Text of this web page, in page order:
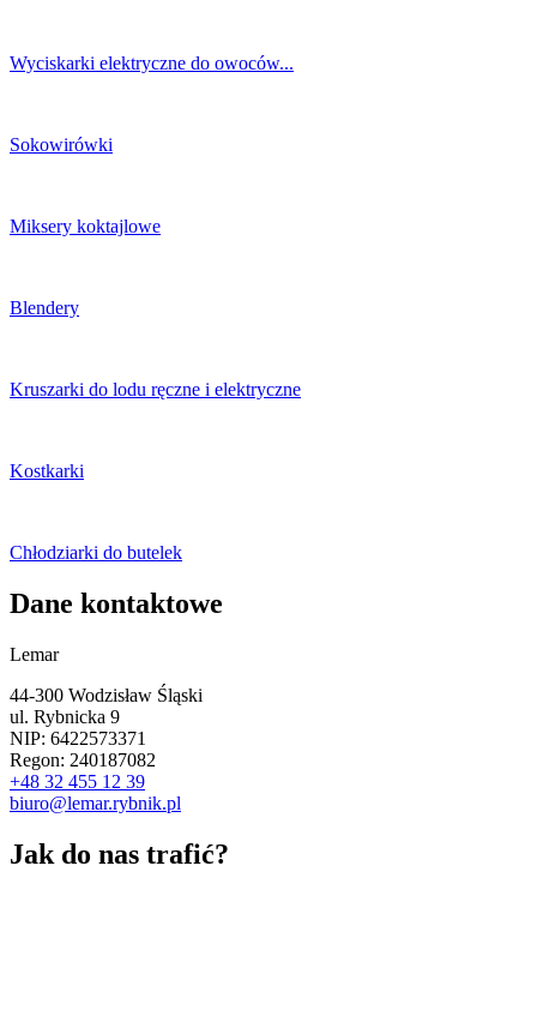
Wyciskarki elektryczne do owoców...
Sokowirówki
Miksery koktajlowe
Blendery
Kruszarki do lodu ręczne i elektryczne
Kostkarki
Chłodziarki do butelek
Dane kontaktowe
Lemar
44-300 Wodzisław Śląski
ul. Rybnicka 9
NIP: 6422573371
Regon: 240187082
+48 32 455 12 39
biuro@lemar.rybnik.pl
Jak do nas trafić?